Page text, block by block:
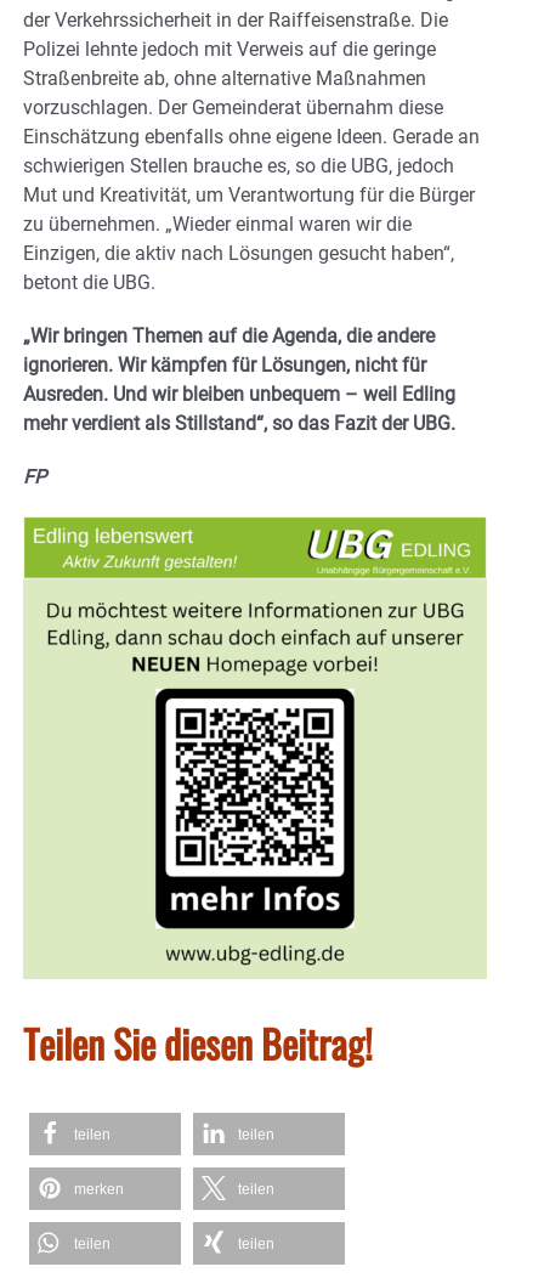
der Verkehrssicherheit in der Raiffeisenstraße. Die
Polizei lehnte jedoch mit Verweis auf die geringe
Straßenbreite ab, ohne alternative Maßnahmen
vorzuschlagen. Der Gemeinderat übernahm diese
Einschätzung ebenfalls ohne eigene Ideen. Gerade an
schwierigen Stellen brauche es, so die UBG, jedoch
Mut und Kreativität, um Verantwortung für die Bürger
zu übernehmen. „Wieder einmal waren wir die
Einzigen, die aktiv nach Lösungen gesucht haben“,
betont die UBG.
„Wir bringen Themen auf die Agenda, die andere
ignorieren. Wir kämpfen für Lösungen, nicht für
Ausreden. Und wir bleiben unbequem – weil Edling
mehr verdient als Stillstand“, so das Fazit der UBG.
FP
Teilen Sie diesen Beitrag!
teilen teilen
merken teilen
teilen teilen